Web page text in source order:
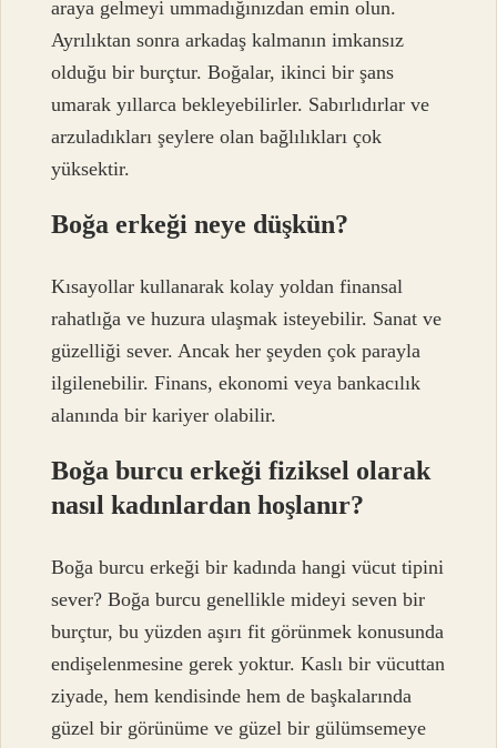
araya gelmeyi ummadığınızdan emin olun.
Ayrılıktan sonra arkadaş kalmanın imkansız
olduğu bir burçtur. Boğalar, ikinci bir şans
umarak yıllarca bekleyebilirler. Sabırlıdırlar ve
arzuladıkları şeylere olan bağlılıkları çok
yüksektir.
Boğa erkeği neye düşkün?
Kısayollar kullanarak kolay yoldan finansal
rahatlığa ve huzura ulaşmak isteyebilir. Sanat ve
güzelliği sever. Ancak her şeyden çok parayla
ilgilenebilir. Finans, ekonomi veya bankacılık
alanında bir kariyer olabilir.
Boğa burcu erkeği fiziksel olarak
nasıl kadınlardan hoşlanır?
Boğa burcu erkeği bir kadında hangi vücut tipini
sever? Boğa burcu genellikle mideyi seven bir
burçtur, bu yüzden aşırı fit görünmek konusunda
endişelenmesine gerek yoktur. Kaslı bir vücuttan
ziyade, hem kendisinde hem de başkalarında
güzel bir görünüme ve güzel bir gülümsemeye